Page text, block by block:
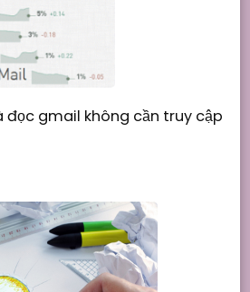
đọc gmail không cần truy cập